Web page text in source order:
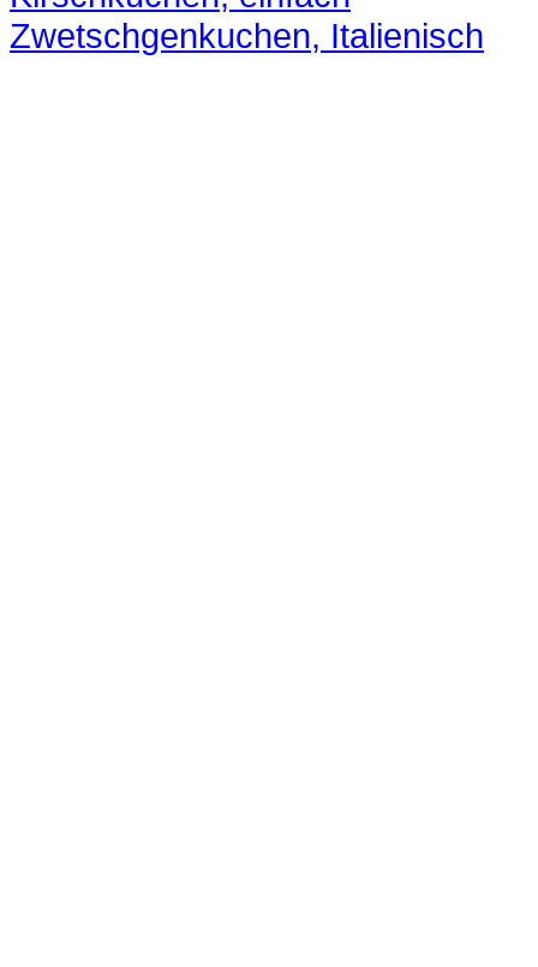
Zwetschgenkuchen, Italienisch